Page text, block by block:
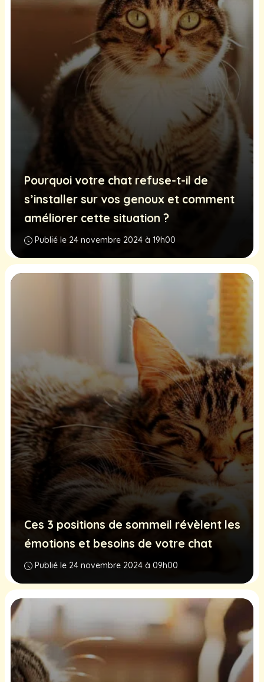
Pourquoi votre chat refuse-t-il de
s’installer sur vos genoux et comment
améliorer cette situation ?
Publié le 24 novembre 2024 à 19h00
Ces 3 positions de sommeil révèlent les
émotions et besoins de votre chat
Publié le 24 novembre 2024 à 09h00